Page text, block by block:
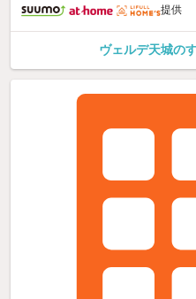
提供
ヴェルデ天城の